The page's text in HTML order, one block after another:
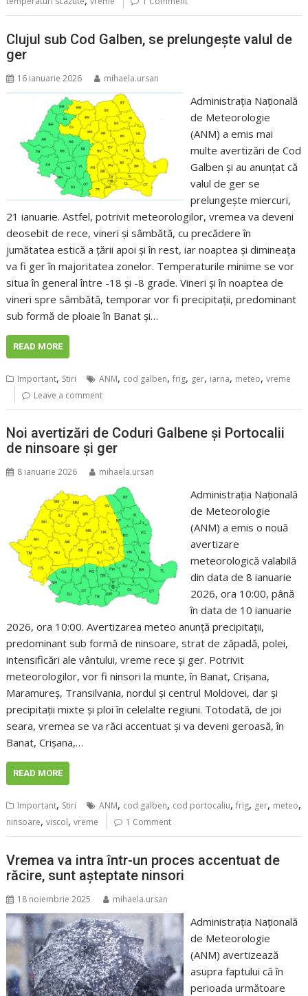
Clujul sub Cod Galben, se prelungește valul de
ger
16 ianuarie 2026 mihaela.ursan
Administrația Națională
de Meteorologie
(ANM) a emis mai
multe avertizări de Cod
Galben și au anunțat că
valul de ger se
prelungește miercuri,
21 ianuarie. Astfel, potrivit meteorologilor, vremea va deveni
deosebit de rece, vineri şi sâmbătă, cu precădere în
jumătatea estică a ţării apoi şi în rest, iar noaptea şi dimineaţa
va fi ger în majoritatea zonelor. Temperaturile minime se vor
situa în general între -18 şi -8 grade. Vineri şi în noaptea de
vineri spre sâmbătă, temporar vor fi precipitaţii, predominant
sub formă de ploaie în Banat şi…
READ MORE
Important, Stiri ANM, cod galben,frig, ger, iarna, meteo,vreme
Leave a comment
Noi avertizări de Coduri Galbene și Portocalii
de ninsoare și ger
8 ianuarie 2026 mihaela.ursan
Administrația Națională
de Meteorologie
(ANM) a emis o nouă
avertizare
meteorologică valabilă
din data de 8 ianuarie
2026, ora 10:00, până
în data de 10 ianuarie
2026, ora 10:00. Avertizarea meteo anunță precipitaţii,
predominant sub formă de ninsoare, strat de zăpadă, polei,
intensificări ale vântului, vreme rece şi ger. Potrivit
meteorologilor, vor fi ninsori la munte, în Banat, Crişana,
Maramureş, Transilvania, nordul şi centrul Moldovei, dar şi
precipitaţii mixte şi ploi în celelalte regiuni. Totodată, de joi
seara, vremea se va răci accentuat şi va deveni geroasă, în
Banat, Crişana,…
READ MORE
Important, Stiri ANM, cod galben, cod portocaliu,frig, ger, meteo,
ninsoare,viscol,vreme 1 Comment
Vremea va intra într-un proces accentuat de
răcire, sunt așteptate ninsori
18 noiembrie 2025 mihaela.ursan
Administrația Națională
de Meteorologie
(ANM) avertizează
asupra faptului că în
perioada următoare